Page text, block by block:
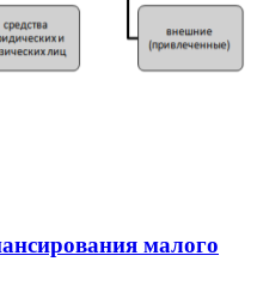
малого